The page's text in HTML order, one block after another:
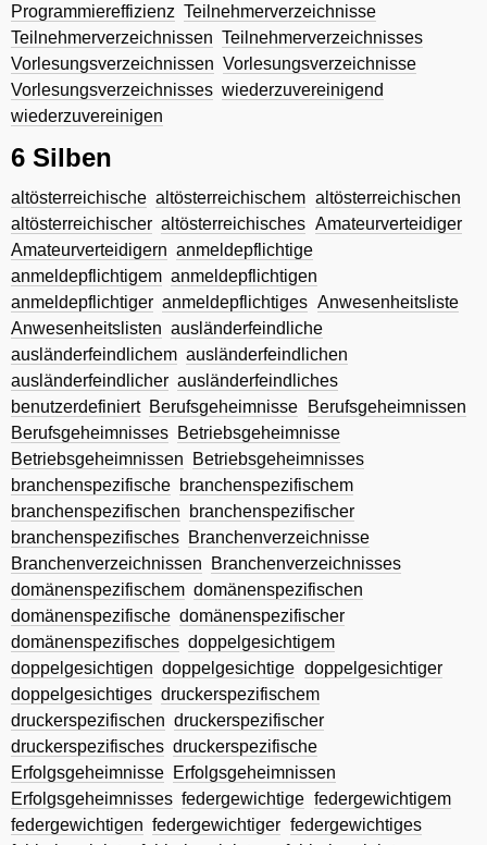
Programmiereffizienz Teilnehmerverzeichnisse
Teilnehmerverzeichnissen Teilnehmerverzeichnisses
Vorlesungsverzeichnissen Vorlesungsverzeichnisse
Vorlesungsverzeichnisses wiederzuvereinigend
wiederzuvereinigen
6 Silben
altösterreichische altösterreichischem altösterreichischen
altösterreichischer altösterreichisches Amateurverteidiger
Amateurverteidigern anmeldepflichtige
anmeldepflichtigem anmeldepflichtigen
anmeldepflichtiger anmeldepflichtiges Anwesenheitsliste
Anwesenheitslisten ausländerfeindliche
ausländerfeindlichem ausländerfeindlichen
ausländerfeindlicher ausländerfeindliches
benutzerdefiniert Berufsgeheimnisse
Berufsgeheimnissen
Berufsgeheimnisses Betriebsgeheimnisse
Betriebsgeheimnissen
Betriebsgeheimnisses
branchenspezifische branchenspezifischem
branchenspezifischen
branchenspezifischer
branchenspezifisches Branchenverzeichnisse
Branchenverzeichnissen
Branchenverzeichnisses
domänenspezifischem domänenspezifischen
domänenspezifische domänenspezifischer
domänenspezifisches doppelgesichtigem
doppelgesichtigen doppelgesichtige doppelgesichtiger
doppelgesichtiges druckerspezifischem
druckerspezifischen druckerspezifischer
druckerspezifisches druckerspezifische
Erfolgsgeheimnisse Erfolgsgeheimnissen
Erfolgsgeheimnisses federgewichtige federgewichtigem
federgewichtigen federgewichtiger federgewichtiges